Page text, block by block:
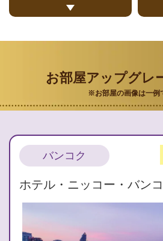
お部屋アップグレ
※お部屋の画像は一例
バンコク
ホテル・ニッコー・バン